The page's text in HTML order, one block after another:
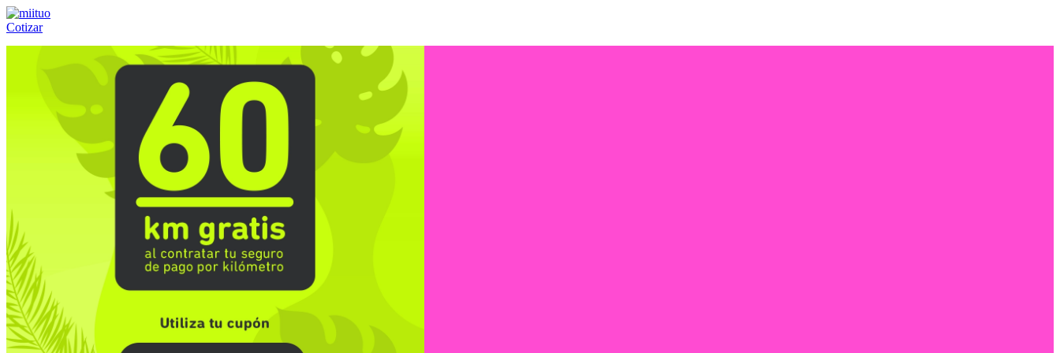
Cotizar
(55) 84-21-05-00ó800-953-00-59